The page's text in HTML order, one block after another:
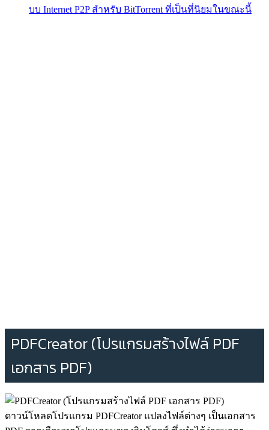
บบ Internet P2P สำหรับ BitTorrent ที่เป็นที่นิยมในขณะนี้
PDFCreator (โปรแกรมสร้างไฟล์ PDF
เอกสาร PDF)
ดาวน์โหลดโปรแกรม PDFCreator แปลงไฟล์ต่างๆ เป็นเอกสาร